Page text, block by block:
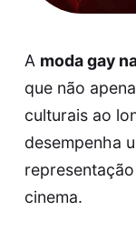
A moda gay
que não
culturais ao
desempenha
cinema.